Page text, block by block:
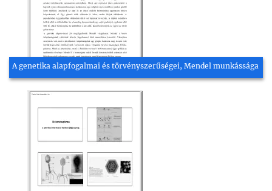
A genetika alapfogalmai és törvényszerűségei, Mendel munkássága